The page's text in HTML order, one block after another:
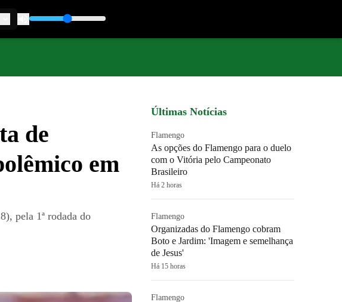
de
em
pela 1ª rodada do
Últimas Notícias
Flamengo
As opções do Flamengo para o duelo
com o Vitória pelo Campeonato
Brasileiro
Há 2 horas
Flamengo
Organizadas do Flamengo cobram
Boto e Jardim: 'Imagem e semelhança
de Jesus'
Há 15 horas
Flamengo